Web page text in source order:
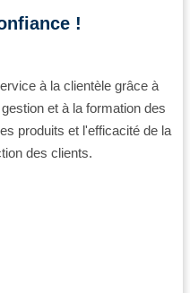
!
à la clientèle grâce à
et à la formation des
produits et l'efficacité de la
des clients.